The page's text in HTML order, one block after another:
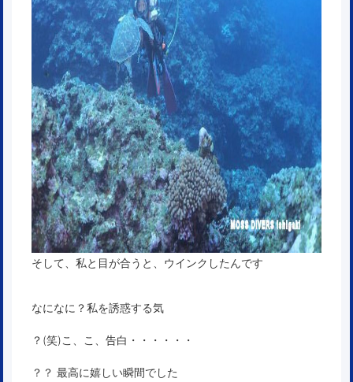
そして、私と目が合うと、ウインクしたんです
なになに？私を誘惑する気
？(笑)こ、こ、告白・・・・・・
？？ 最高に嬉しい瞬間でした